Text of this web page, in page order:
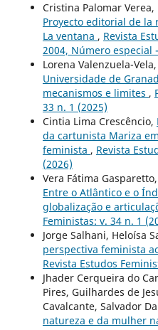
Cristina Palomar Verea,
Proyecto editorial de la
La ventana , Revista
2004, Número especial
Lorena Valenzuela-
Universidade de
mecanismos e limites ,
33 n. 1 (2025)
Cintia Lima Crescêncio,
da cartunista Mariza
feminista , Revista
(2026)
Vera Fátima
Entre o Atlântico e o
globalização e
Feministas: v. 34 n. 1
Jorge Salhani, Heloísa
perspectiva feminista
Revista Estudos
Jhader Cerqueira do
Pires, Guilhardes de
Cavalcante, Salvador
natureza e da mulher